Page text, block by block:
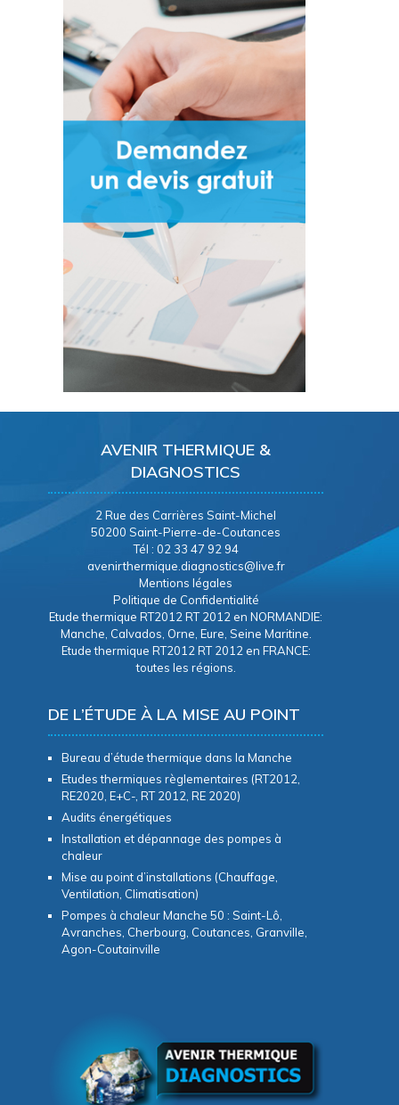
AVENIR THERMIQUE &
DIAGNOSTICS
2 Rue des Carrières Saint-Michel
50200 Saint-Pierre-de-Coutances
Tél : 02 33 47 92 94
avenirthermique.diagnostics@live.fr
Mentions légales
Politique de Confidentialité
Etude thermique RT2012 RT 2012 en NORMANDIE:
Manche, Calvados, Orne, Eure, Seine Maritine.
Etude thermique RT2012 RT 2012 en FRANCE:
toutes les régions.
DE L’ÉTUDE À LA MISE AU POINT
Bureau d’étude thermique dans la Manche
Etudes thermiques règlementaires (RT2012,
RE2020, E+C-, RT 2012, RE 2020)
Audits énergétiques
Installation et dépannage des pompes à
chaleur
Mise au point d’installations (Chauffage,
Ventilation, Climatisation)
Pompes à chaleur Manche 50 : Saint-Lô,
Avranches, Cherbourg, Coutances, Granville,
Agon-Coutainville